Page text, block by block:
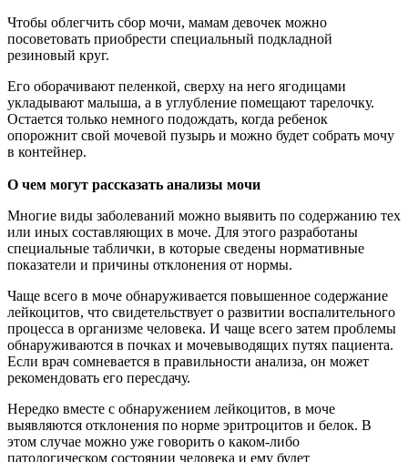
Чтобы облегчить сбор мочи, мамам девочек можно
посоветовать приобрести специальный подкладной
резиновый круг.
Его оборачивают пеленкой, сверху на него ягодицами
укладывают малыша, а в углубление помещают тарелочку.
Остается только немного подождать, когда ребенок
опорожнит свой мочевой пузырь и можно будет собрать мочу
в контейнер.
О чем могут рассказать анализы мочи
Многие виды заболеваний можно выявить по содержанию тех
или иных составляющих в моче. Для этого разработаны
специальные таблички, в которые сведены нормативные
показатели и причины отклонения от нормы.
Чаще всего в моче обнаруживается повышенное содержание
лейкоцитов, что свидетельствует о развитии воспалительного
процесса в организме человека. И чаще всего затем проблемы
обнаруживаются в почках и мочевыводящих путях пациента.
Если врач сомневается в правильности анализа, он может
рекомендовать его пересдачу.
Нередко вместе с обнаружением лейкоцитов, в моче
выявляются отклонения по норме эритроцитов и белок. В
этом случае можно уже говорить о каком-либо
патологическом состоянии человека и ему будет